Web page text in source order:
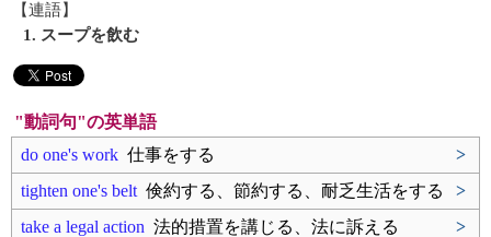
【連語】
1. スープを飲む
"動詞句"の英単語
do one's work 仕事をする
>
tighten one's belt 倹約する、節約する、耐乏生活をする
>
take a legal action 法的措置を講じる、法に訴える
>